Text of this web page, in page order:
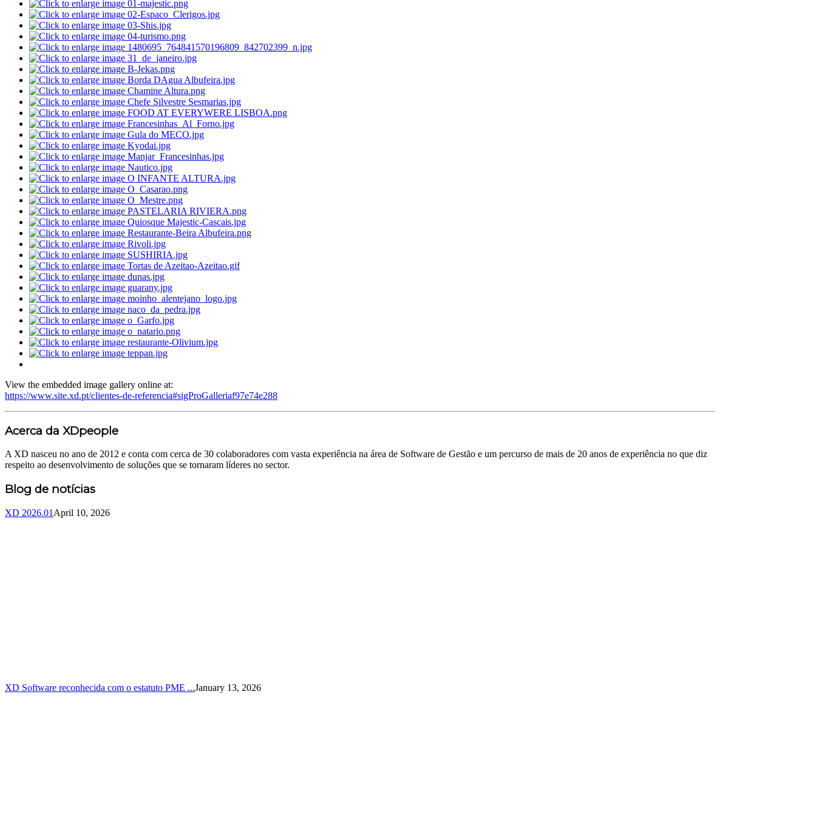
View the embedded image gallery online at:
https://www.site.xd.pt/clientes-de-referencia#sigProGalleriaf97e74e288
Acerca da XDpeople
A XD nasceu no ano de 2012 e conta com cerca de 30 colaboradores com vasta experiência na área de Software de Gestão e um percurso de mais de 20 anos de experiência no que diz
respeito ao desenvolvimento de soluções que se tornaram líderes no sector.
Blog de notícias
XD 2026.01 April 10, 2026
XD Software reconhecida com o estatuto PME ...January 13, 2026